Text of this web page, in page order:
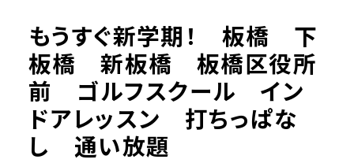
もうすぐ新学期！ 板橋 下
板橋 新板橋 板橋区役所
前 ゴルフスクール イン
ドアレッスン 打ちっぱな
し 通い放題